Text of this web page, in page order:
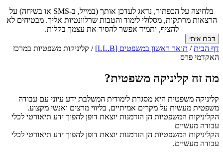
בלחיצה על הכפתור, נדאג לעדכן אותך (במייל, ב-SMS או בשיחה) על
הרצאות מרתקות, מסלולי לימוד והטבות שרלוונטיות אליך. מבטיחים לא
להציף, ותמיד אפשר להסיר את עצמך בקלות.
דף הבית/ תואר ראשון במשפטים [LL.B] / קליניקות משפטיות במרכז
האקדמי פרס
מה זה קליניקה משפטית?
קליניקה משפטית היא מסגרת לימודית המשלבת ידע עיוני עם עבודה
משפטית מעשית על מקרים אמיתיים, בליווי מרצים ואנשי מקצוע.
הקליניקות המשפטיות הן הזדמנות יוצאת דופן להפוך ידע תיאורטי לכלי
עבודה מעשיים
הקליניקות המשפטיות הן הזדמנות יוצאת דופן להפוך ידע תיאורטי לכלי
עבודה מעשיים.